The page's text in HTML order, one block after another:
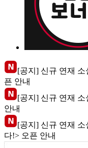
[공지] 신규 연재 소
픈 안내
[공지] 신규 연재
안내
[공지] 신규 연재
다!> 오픈 안내